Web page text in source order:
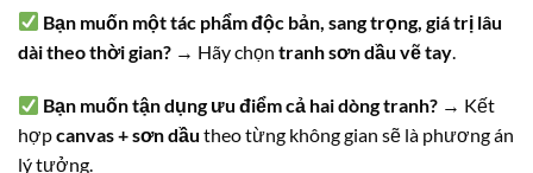
Bạn muốn một tác phẩm độc bản, sang trọng, giá trị lâu
dài theo thời gian? → Hãy chọn tranh sơn dầu vẽ tay
Bạn muốn tận dụng ưu điểm cả hai dòng tranh? → Kết
hợpcanvas + sơn dầu theo từng không gian sẽ là phương án
lý tưởng.